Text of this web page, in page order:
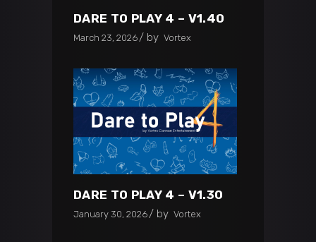
DARE TO PLAY 4 – V1.40
March 23, 2026 by Vortex
DARE TO PLAY 4 – V1.30
January 30, 2026 by Vortex